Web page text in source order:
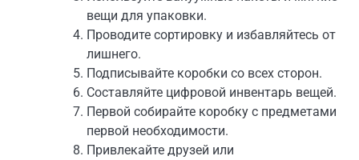
вещи для упаковки.
Проводите сортировку и избавляйтесь от
лишнего.
Подписывайте коробки со всех сторон.
Составляйте цифровой инвентарь вещей.
Первой собирайте коробку с предметами
первой необходимости.
Привлекайте друзей или